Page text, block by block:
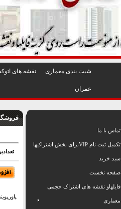
شيت بندی معماری نقشه های
عمران
تعدادبرگ:
تماس با ما
تکمیل ثبت نام VIPبرای بخش اشتراکیها
سبد خرید
صفحه نخست
فایلهاو نقشه های اشتراک حجمی
معماری